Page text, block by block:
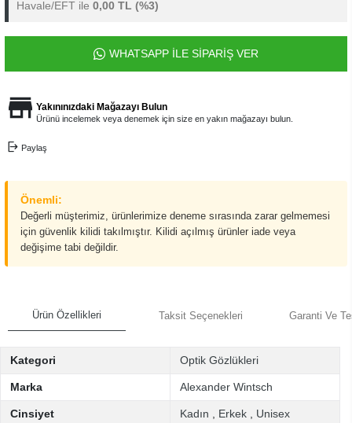
Havale/EFT ile 0,00 TL (%3)
WHATSAPP İLE SİPARİŞ VER
Yakınınızdaki Mağazayı Bulun
Ürünü incelemek veya denemek için size en yakın mağazayı bulun.
Paylaş
Önemli:
Değerli müşterimiz, ürünlerimize deneme sırasında zarar gelmemesi
için güvenlik kilidi takılmıştır. Kilidi açılmış ürünler iade veya
değişime tabi değildir.
Ürün Özellikleri Taksit Seçenekleri Garanti Ve
Kategori Optik Gözlükleri
Marka Alexander Wintsch
Cinsiyet Kadın Erkek Unisex